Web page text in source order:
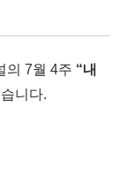
의 7월 4주 “내
니다.